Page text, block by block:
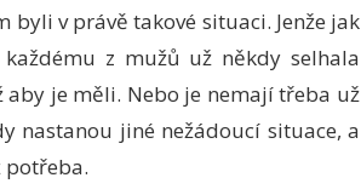
v právě takové situaci. Jenže jak
z mužů už někdy selhala
aby je měli. Nebo je nemají třeba už
nastanou jiné nežádoucí situace, a
potřeba.